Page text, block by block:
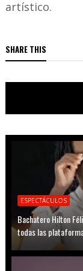
artístico.
SHARE THIS
ESPECTÁCULOS
Bachatero Hilton
todas las